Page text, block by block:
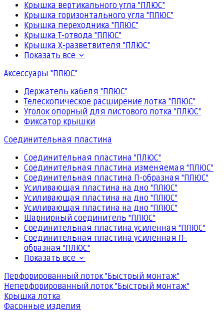
Крышка вертикального угла "ПЛЮС"
Крышка горизонтального угла "ПЛЮС"
Крышка переходника "ПЛЮС"
Крышка Т-отвода "ПЛЮС"
Крышка Х-разветвителя "ПЛЮС"
Показать все
Аксессуары "ПЛЮС"
Держатель кабеля "ПЛЮС"
Телескопическое расширение лотка "ПЛЮС"
Уголок опорный для листового лотка "ПЛЮС"
Фиксатор крышки
Соединительная пластина
Соединительная пластина "ПЛЮС"
Соединительная пластина изменяемая "ПЛЮС"
Соединительная пластина П-образная "ПЛЮС"
Усиливающая пластина на дно "ПЛЮС"
Усиливающая пластина на дно "ПЛЮС"
Усиливающая пластина на дно "ПЛЮС"
Шарнирный соединитель "ПЛЮС"
Соединительная пластина усиленная "ПЛЮС"
Соединительная пластина усиленная П-
образная "ПЛЮС"
Показать все
Перфорированный лоток "Быстрый монтаж"
Неперфорированный лоток "Быстрый монтаж"
Крышка лотка
Фасонные изделия